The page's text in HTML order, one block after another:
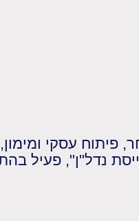
פיתוח עסקי
נדל"ן", פעיל